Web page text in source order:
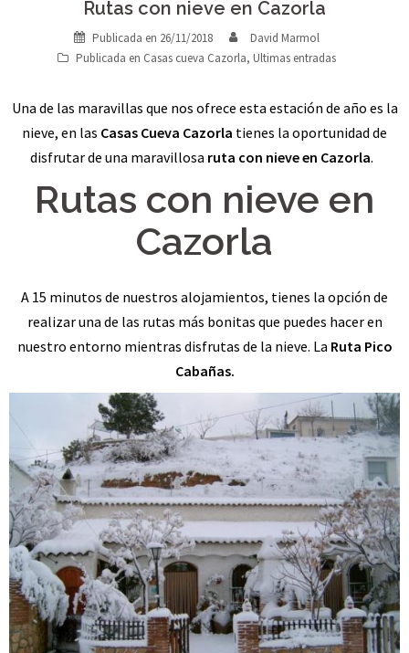
Rutas con nieve en Cazorla
Publicada en 26/11/2018
David Marmol
Publicada en Casas cueva Cazorla, Ultimas entradas
Una de las maravillas que nos ofrece esta estación de año es la
nieve, en las Casas Cueva Cazorla tienes la oportunidad de
disfrutar de una maravillosa ruta con nieve en Cazorla.
Rutas con nieve en
Cazorla
A 15 minutos de nuestros alojamientos, tienes la opción de
realizar una de las rutas más bonitas que puedes hacer en
nuestro entorno mientras disfrutas de la nieve. La Ruta Pico
Cabañas.